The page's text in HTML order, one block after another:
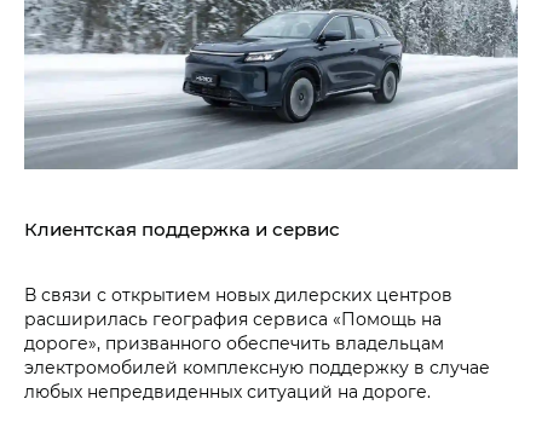
Клиентская поддержка и сервис
В связи с открытием новых дилерских центров
расширилась география сервиса «Помощь на
дороге», призванного обеспечить владельцам
электромобилей комплексную поддержку в случае
любых непредвиденных ситуаций на дороге.